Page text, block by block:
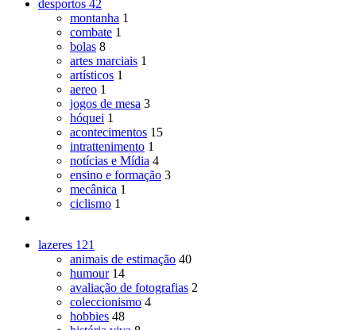
desportos 42
montanha 1
combate 1
bolas 8
artes marciais 1
artísticos 1
aereo 1
jogos de mesa 3
hóquei 1
acontecimentos 15
intrattenimento 1
notícias e Mídia 4
ensino e formação 3
mecânica 1
ciclismo 1
lazeres 121
animais de estimação 40
humour 14
avaliação de fotografias 2
coleccionismo 4
hobbies 48